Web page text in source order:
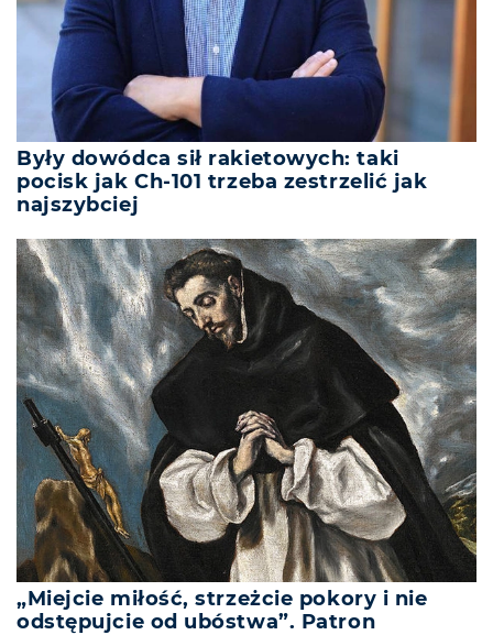
Były dowódca sił rakietowych: taki
pocisk jak Ch-101 trzeba zestrzelić jak
najszybciej
„Miejcie miłość, strzeżcie pokory i nie
odstępujcie od ubóstwa”. Patron